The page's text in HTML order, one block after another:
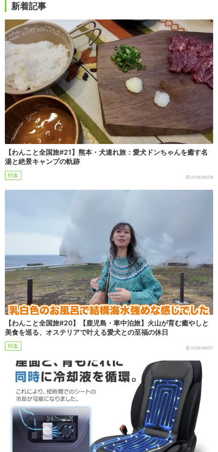
新着記事
【わんこと全国旅#21】熊本・犬連れ旅：愛犬ドンちゃんを癒す名
湯と絶景キャンプの軌跡
特集 2026/08/08
【わんこと全国旅#20】【鹿児島・車中泊旅】火山が育む癒やしと
美食を巡る、オステリアで叶える愛犬との至福の休日
特集 2026/08/07